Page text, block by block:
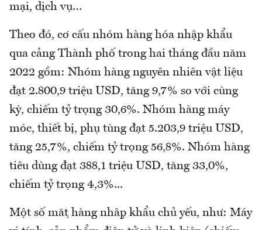
mại, dịch vụ…
Theo đó, cơ cấu nhóm hàng hóa nhập khẩu
qua cảng Thành phố trong hai tháng đầu năm
2022 gồm: Nhóm hàng nguyên nhiên vật liệu
đạt 2.800,9 triệu USD, tăng 9,7% so với cùng
kỳ, chiếm tỷ trọng 30,6%. Nhóm hàng máy
móc, thiết bị, phụ tùng đạt 5.203,9 triệu USD,
tăng 25,7%, chiếm tỷ trọng 56,8%. Nhóm hàng
tiêu dùng đạt 388,1 triệu USD, tăng 33,0%,
chiếm tỷ trọng 4,3%...
Một số mặt hàng nhập khẩu chủ yếu, như: Máy